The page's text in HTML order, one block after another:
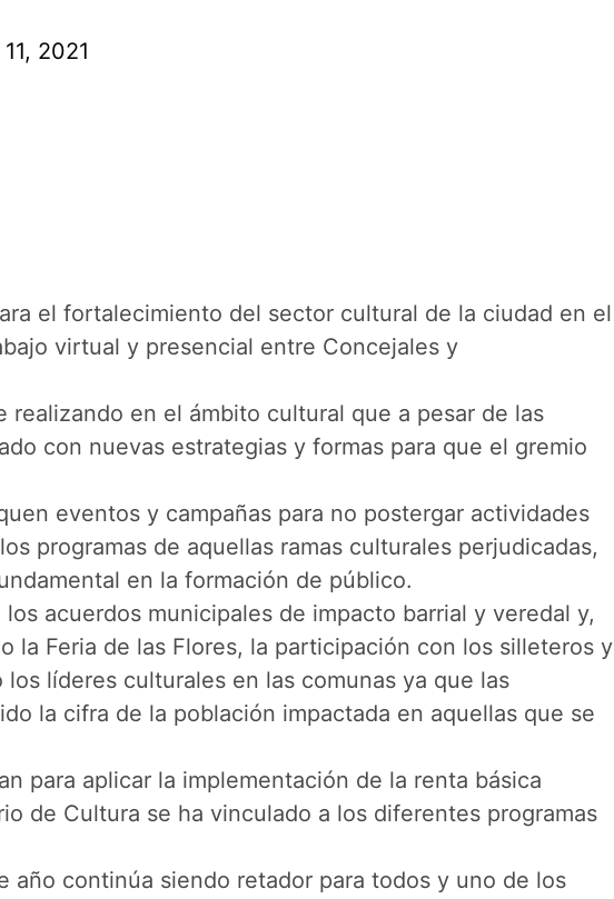
2021
el fortalecimiento del sector cultural de la ciudad en el
virtual y presencial entre Concejales y
en el ámbito cultural que a pesar de las
con nuevas estrategias y formas para que el gremio
eventos y campañas para no postergar actividades
programas de aquellas ramas culturales perjudicadas,
en la formación de público.
acuerdos municipales de impacto barrial y veredal y,
Feria de las Flores, la participación con los silleteros y
líderes culturales en las comunas ya que las
la cifra de la población impactada en aquellas que se
para aplicar la implementación de la renta básica
de Cultura se ha vinculado a los diferentes programas
año continúa siendo retador para todos y uno de los